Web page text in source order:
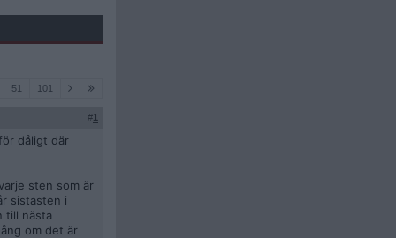
51 101
#1
dåligt där
sten som är
sistasten i
till nästa
om det är